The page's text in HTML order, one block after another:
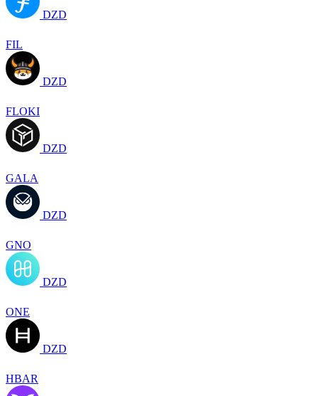
DZD
FIL
DZD
FLOKI
DZD
GALA
DZD
GNO
DZD
ONE
DZD
HBAR